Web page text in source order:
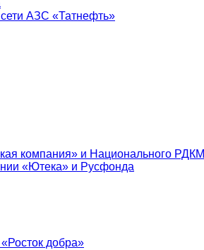
АЗС «Татнефть»
компания» и Национального РДКМ
«Ютека» и Русфонда
добра»